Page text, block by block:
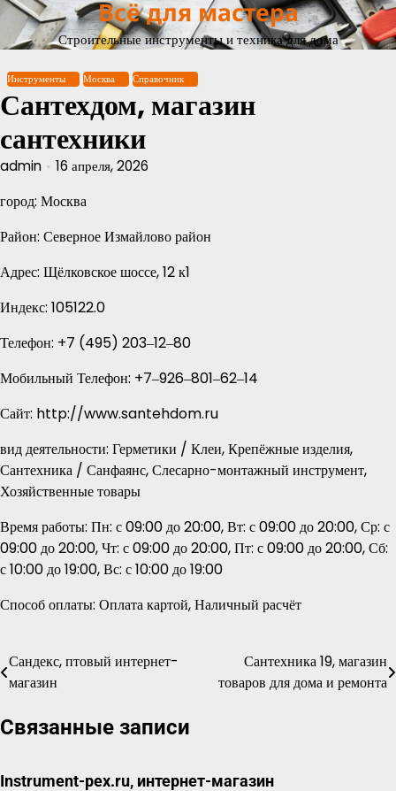
Перейти
содержимому
Всё для мастера
Строительные инструменты и техника для дома
Инструменты Москва Справочник
Сантехдом, магазин
сантехники
admin 16 апреля, 2026
город: Москва
Район: Северное Измайлово район
Адрес: Щёлковское шоссе, 12 к1
Индекс: 105122.0
Телефон: +7 (495) 203‒12‒80
Мобильный Телефон: +7‒926‒801‒62‒14
Сайт: http://www.santehdom.ru
вид деятельности: Герметики / Клеи, Крепёжные изделия,
Сантехника / Санфаянс, Слесарно-монтажный инструмент,
Хозяйственные товары
Время работы: Пн: с 09:00 до 20:00, Вт: с 09:00 до 20:00, Ср: с
09:00 до 20:00, Чт: с 09:00 до 20:00, Пт: с 09:00 до 20:00, Сб:
с 10:00 до 19:00, Вс: с 10:00 до 19:00
Способ оплаты: Оплата картой, Наличный расчёт
Навигация
записям
Сандекс, птовый интернет-
магазин
Сантехника 19, магазин
товаров для дома и ремонта
Связанные записи
Instrument-pex.ru, интернет-магазин